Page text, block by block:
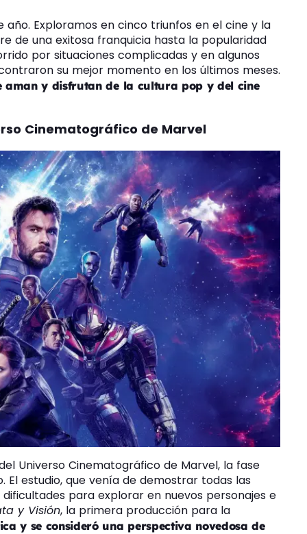
Exploramos en cinco triunfos en el cine y la
de una exitosa franquicia hasta la popularidad
por situaciones complicadas y en algunos
su mejor momento en los últimos meses.
aman y disfrutan de la cultura pop y del cine
Cinematográfico de Marvel
Universo Cinematográfico de Marvel, la fase
estudio, que venía de demostrar todas las
para explorar en nuevos personajes e
y Visión, la primera producción para la
y se consideró una perspectiva novedosa de